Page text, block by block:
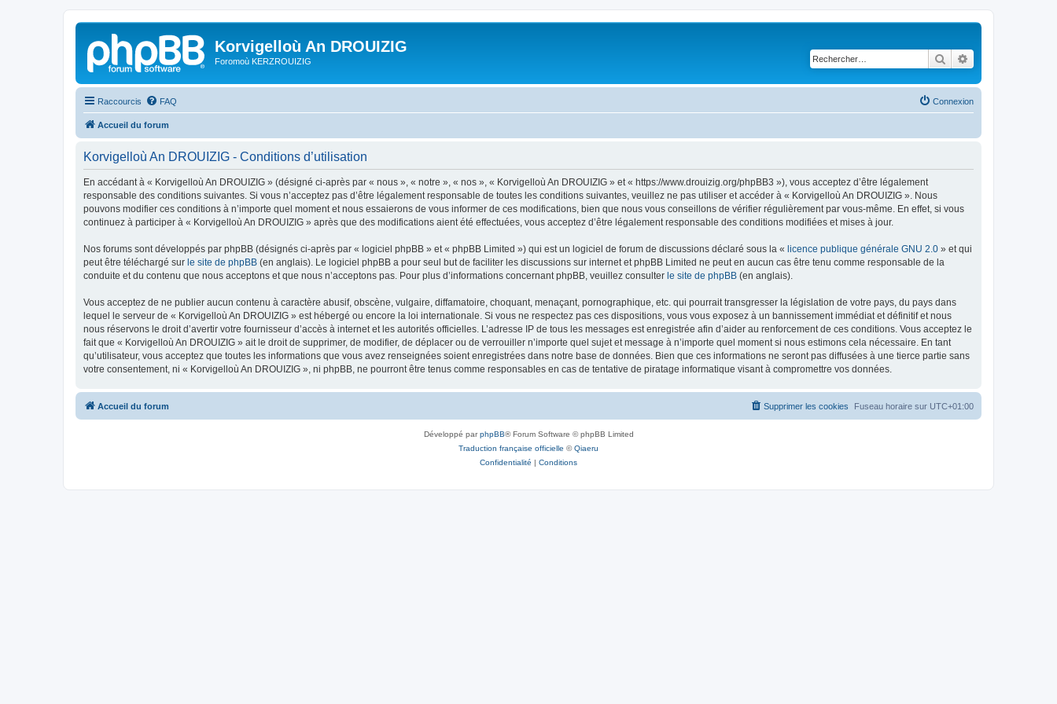
Korvigelloù An DROUIZIG
Foromoù KERZROUIZIG Rechercher
Raccourcis FAQ Connexion
Accueil du forum
Korvigelloù An DROUIZIG - Conditions d’utilisation
En accédant à « Korvigelloù An DROUIZIG » (désigné ci-après par « nous », « notre », « nos », « Korvigelloù An DROUIZIG » et « https://www.drouizig.org/phpBB3 »), vous acceptez d’être légalement
responsable des conditions suivantes. Si vous n’acceptez pas d’être légalement responsable de toutes les conditions suivantes, veuillez ne pas utiliser et accéder à « Korvigelloù An DROUIZIG ». Nous
pouvons modifier ces conditions à n’importe quel moment et nous essaierons de vous informer de ces modifications, bien que nous vous conseillons de vérifier régulièrement par vous-même. En effet, si vous
continuez à participer à « Korvigelloù An DROUIZIG » après que des modifications aient été effectuées, vous acceptez d’être légalement responsable des conditions modifiées et mises à jour.
Nos forums sont développés par phpBB (désignés ci-après par « logiciel phpBB » et « phpBB Limited ») qui est un logiciel de forum de discussions déclaré sous la « licence publique générale GNU 2.0 » et qui
peut être téléchargé sur le site de phpBB (en anglais). Le logiciel phpBB a pour seul but de faciliter les discussions sur internet et phpBB Limited ne peut en aucun cas être tenu comme responsable de la
conduite et du contenu que nous acceptons et que nous n’acceptons pas. Pour plus d’informations concernant phpBB, veuillez consulter le site de phpBB (en anglais).
Vous acceptez de ne publier aucun contenu à caractère abusif, obscène, vulgaire, diffamatoire, choquant, menaçant, pornographique, etc. qui pourrait transgresser la législation de votre pays, du pays dans
lequel le serveur de « Korvigelloù An DROUIZIG » est hébergé ou encore la loi internationale. Si vous ne respectez pas ces dispositions, vous vous exposez à un bannissement immédiat et définitif et nous
nous réservons le droit d’avertir votre fournisseur d’accès à internet et les autorités officielles. L’adresse IP de tous les messages est enregistrée afin d’aider au renforcement de ces conditions. Vous acceptez le
fait que « Korvigelloù An DROUIZIG » ait le droit de supprimer, de modifier, de déplacer ou de verrouiller n’importe quel sujet et message à n’importe quel moment si nous estimons cela nécessaire. En tant
qu’utilisateur, vous acceptez que toutes les informations que vous avez renseignées soient enregistrées dans notre base de données. Bien que ces informations ne seront pas diffusées à une tierce partie sans
votre consentement, ni « Korvigelloù An DROUIZIG », ni phpBB, ne pourront être tenus comme responsables en cas de tentative de piratage informatique visant à compromettre vos données.
Accueil du forum Fuseau horaire sur UTC+01:00
Supprimer les cookies
Développé parphpBB® Forum Software © phpBB Limited
Traduction française officielle ©Qiaeru
Confidentialité | Conditions